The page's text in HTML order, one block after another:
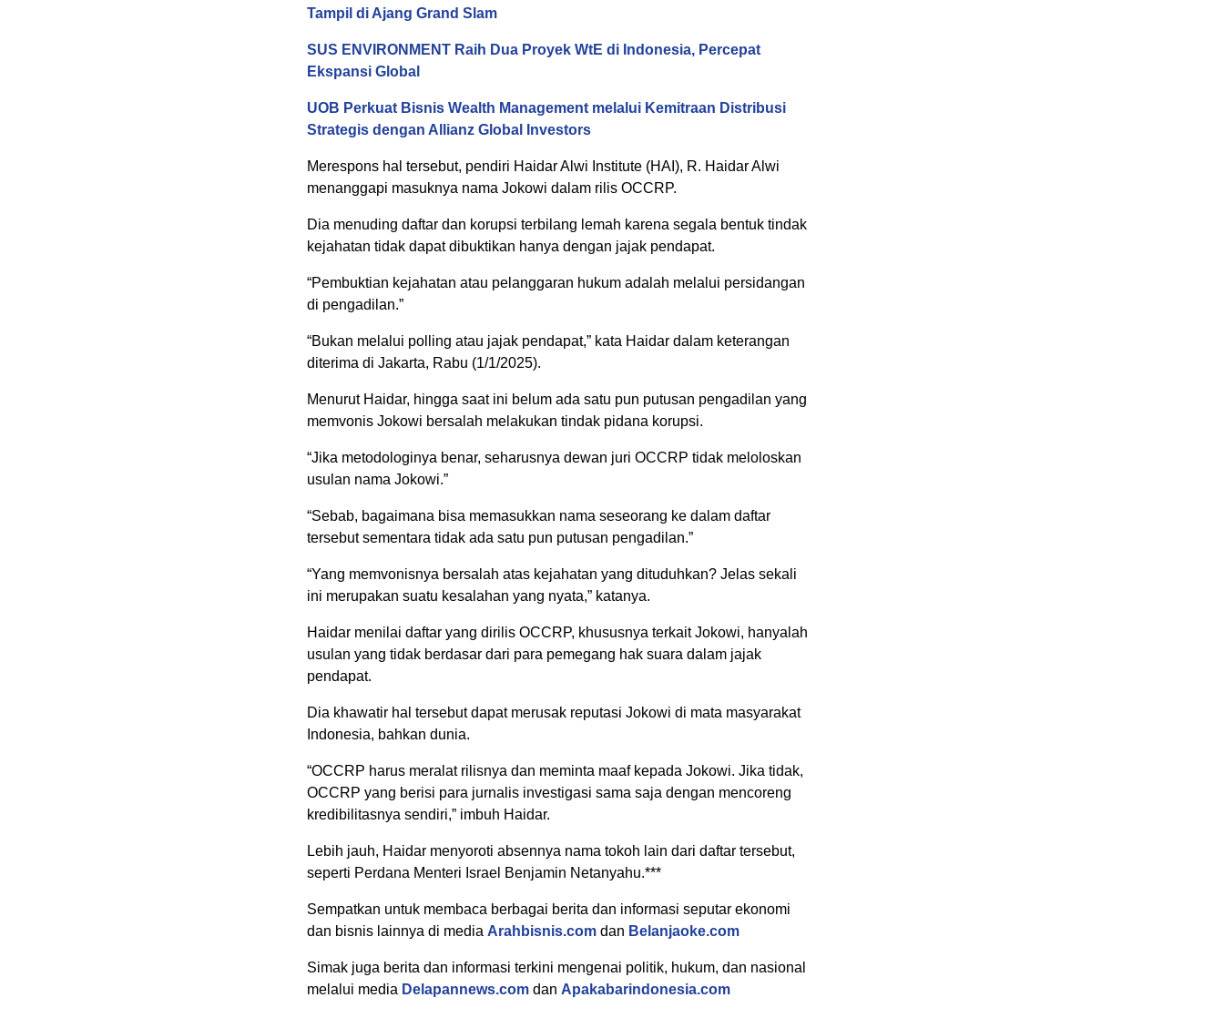
Tampil di Ajang Grand Slam
SUS ENVIRONMENT Raih Dua Proyek WtE di Indonesia, Percepat
Ekspansi Global
UOB Perkuat Bisnis Wealth Management melalui Kemitraan Distribusi
Strategis dengan Allianz Global Investors
Merespons hal tersebut, pendiri Haidar Alwi Institute (HAI), R. Haidar Alwi
menanggapi masuknya nama Jokowi dalam rilis OCCRP.
Dia menuding daftar dan korupsi terbilang lemah karena segala bentuk tindak
kejahatan tidak dapat dibuktikan hanya dengan jajak pendapat.
“Pembuktian kejahatan atau pelanggaran hukum adalah melalui persidangan
di pengadilan.”
“Bukan melalui polling atau jajak pendapat,” kata Haidar dalam keterangan
diterima di Jakarta, Rabu (1/1/2025).
Menurut Haidar, hingga saat ini belum ada satu pun putusan pengadilan yang
memvonis Jokowi bersalah melakukan tindak pidana korupsi.
“Jika metodologinya benar, seharusnya dewan juri OCCRP tidak meloloskan
usulan nama Jokowi.”
“Sebab, bagaimana bisa memasukkan nama seseorang ke dalam daftar
tersebut sementara tidak ada satu pun putusan pengadilan.”
“Yang memvonisnya bersalah atas kejahatan yang dituduhkan? Jelas sekali
ini merupakan suatu kesalahan yang nyata,” katanya.
Haidar menilai daftar yang dirilis OCCRP, khususnya terkait Jokowi, hanyalah
usulan yang tidak berdasar dari para pemegang hak suara dalam jajak
pendapat.
Dia khawatir hal tersebut dapat merusak reputasi Jokowi di mata masyarakat
Indonesia, bahkan dunia.
“OCCRP harus meralat rilisnya dan meminta maaf kepada Jokowi. Jika tidak,
OCCRP yang berisi para jurnalis investigasi sama saja dengan mencoreng
kredibilitasnya sendiri,” imbuh Haidar.
Lebih jauh, Haidar menyoroti absennya nama tokoh lain dari daftar tersebut,
seperti Perdana Menteri Israel Benjamin Netanyahu.***
Sempatkan untuk membaca berbagai berita dan informasi seputar ekonomi
dan bisnis lainnya di media Arahbisnis.com dan Belanjaoke.com
Simak juga berita dan informasi terkini mengenai politik, hukum, dan nasional
melalui media Delapannews.com dan Apakabarindonesia.com